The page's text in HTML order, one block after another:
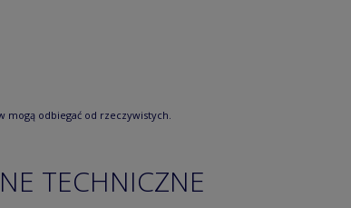
odbiegać od rzeczywistych.
TECHNICZNE